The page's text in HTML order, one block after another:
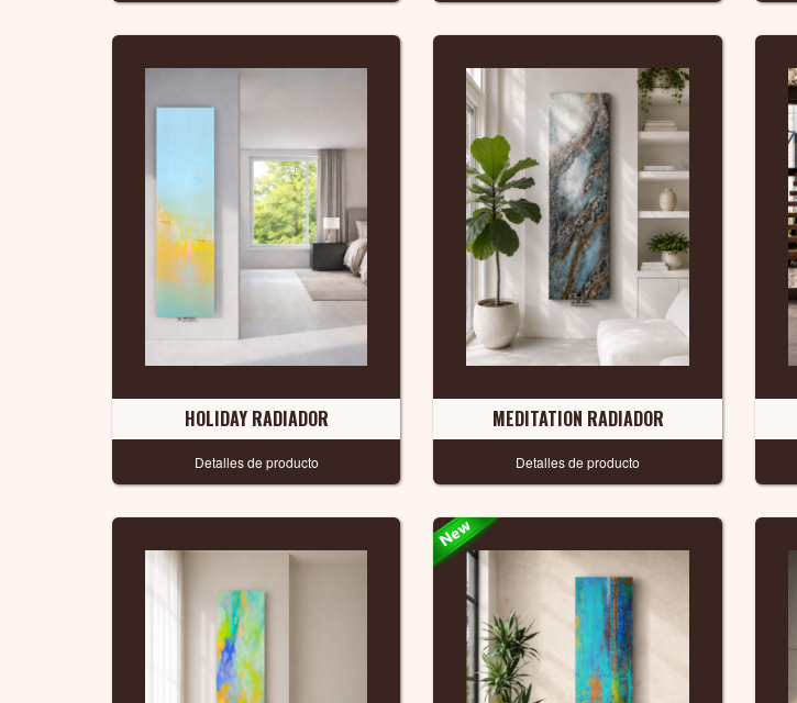
HOLIDAY RADIADOR
Detalles de producto
MEDITATION RADIADOR
Detalles de producto